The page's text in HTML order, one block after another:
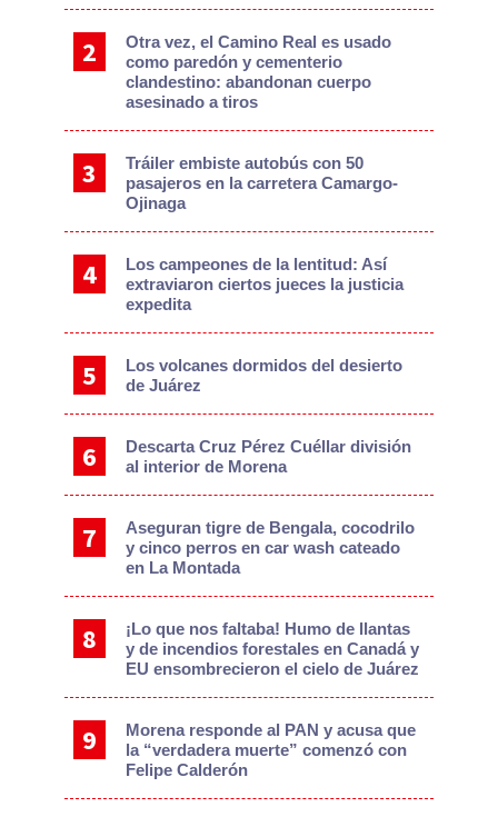
Otra vez, el Camino Real es usado
como paredón y cementerio
clandestino: abandonan cuerpo
asesinado a tiros
Tráiler embiste autobús con 50
pasajeros en la carretera Camargo-
Ojinaga
Los campeones de la lentitud: Así
extraviaron ciertos jueces la justicia
expedita
Los volcanes dormidos del desierto
de Juárez
Descarta Cruz Pérez Cuéllar división
al interior de Morena
Aseguran tigre de Bengala, cocodrilo
y cinco perros en car wash cateado
en La Montada
¡Lo que nos faltaba! Humo de llantas
y de incendios forestales en Canadá y
EU ensombrecieron el cielo de Juárez
Morena responde al PAN y acusa que
la “verdadera muerte” comenzó con
Felipe Calderón